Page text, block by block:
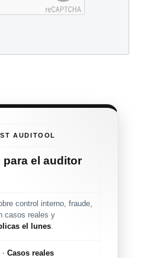
AUDITOOL
el auditor
control interno, fraude,
casos reales y
el lunes
· Casos reales